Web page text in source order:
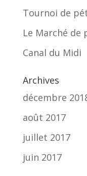
Tournoi de
Le Marché de
Canal du Midi
Archives
décembre
août 2017
juillet 2017
juin 2017